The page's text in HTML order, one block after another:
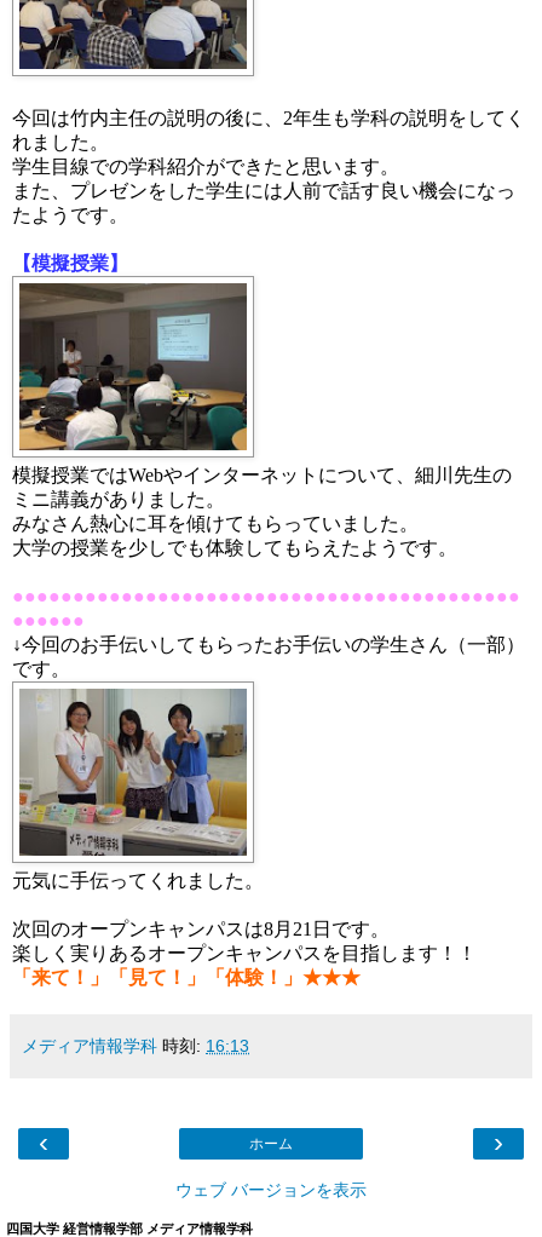
今回は竹内主任の説明の後に、2年生も学科の説明をしてく
れました。
学生目線での学科紹介ができたと思います。
また、プレゼンをした学生には人前で話す良い機会になっ
たようです。
【模擬授業】
模擬授業ではWebやインターネットについて、細川先生の
ミニ講義がありました。
みなさん熱心に耳を傾けてもらっていました。
大学の授業を少しでも体験してもらえたようです。
●●●●●●●●●●●●●●●●●●●●●●●●●●●●●●●●●●●●●●●●●●
●●●●●●
↓今回のお手伝いしてもらったお手伝いの学生さん（一部）
です。
元気に手伝ってくれました。
次回のオープンキャンパスは8月21日です。
楽しく実りあるオープンキャンパスを目指します！！
「来て！」「見て！」「体験！」★★★
メディア情報学科 時刻: 16:13
‹ ›
ホーム
ウェブ バージョンを表示
四国大学 経営情報学部 メディア情報学科